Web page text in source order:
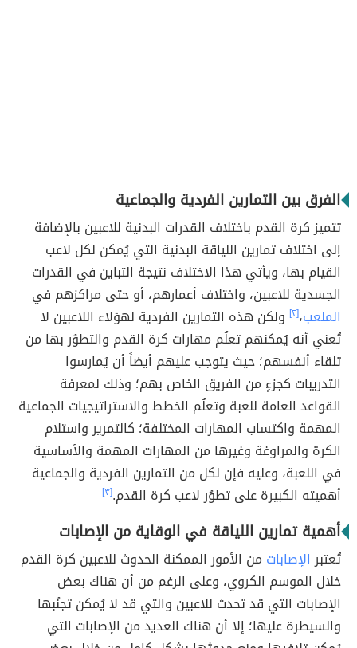
الفرق بين التمارين الفردية والجماعية
تتميز كرة القدم باختلاف القدرات البدنية للاعبين بالإضافة
إلى اختلاف تمارين اللياقة البدنية التي يُمكن لكل لاعب
القيام بها، ويأتي هذا الاختلاف نتيجة التباين في القدرات
الجسدية للاعبين، واختلاف أعمارهم، أو حتى مراكزهم في
الملعب،[٢]
ولكن هذه التمارين الفردية لهؤلاء اللاعبين لا
تُعني أنه يُمكنهم تعلُم مهارات كرة القدم والتطوُر بها من
تلقاء أنفسهم؛ حيث يتوجب عليهم أيضاً أن يُمارسوا
التدريبات كجزءٍ من الفريق الخاص بهم؛ وذلك لمعرفة
القواعد العامة للعبة وتعلُم الخطط والاستراتيجيات الجماعية
المهمة واكتساب المهارات المختلفة؛ كالتمرير واستلام
الكرة والمراوغة وغيرها من المهارات المهمة والأساسية
في اللعبة، وعليه فإن لكل من التمارين الفردية والجماعية
أهميته الكبيرة على تطوُر لاعب كرة القدم.[٣]
أهمية تمارين اللياقة في الوقاية من الإصابات
تُعتبرالإصابات من الأمور الممكنة الحدوث للاعبين كرة القدم
خلال الموسم الكروي، وعلى الرغم من أن هناك بعض
الإصابات التي قد تحدث للاعبين والتي قد لا يُمكن تجنُبها
والسيطرة عليها؛ إلا أن هناك العديد من الإصابات التي